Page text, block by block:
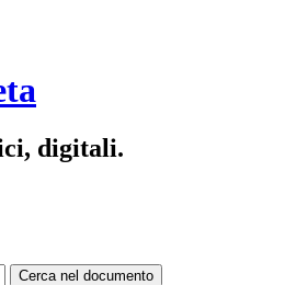
digitali.
Cerca nel documento